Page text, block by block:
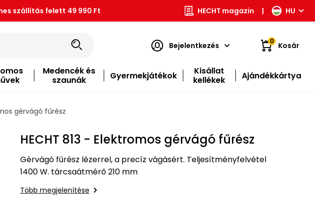
szállítás felett 49 990 Ft HECHT magazin | HU
Bejelentkezés 0 Kosár
Medencék és
szaunák
Gyermekjátékok
Kisállat
kellékek
Ajándékkártya
gérvágó fűrész
HECHT 813 - Elektromos gérvágó fűrész
Gérvágó fűrész lézerrel, a precíz vágásért. Teljesítményfelvétel
1400 W. tárcsaátmérő 210 mm
Több megjelenítése